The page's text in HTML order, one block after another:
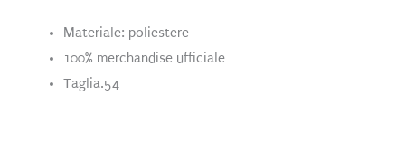
Materiale: poliestere
100% merchandise ufficiale
Taglia.54